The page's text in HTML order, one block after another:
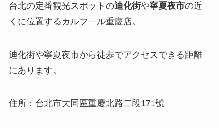
台北の定番観光スポットの迪化街や寧夏夜市の近
くに位置する カルフール重慶店。
迪化街や寧夏夜市から徒歩でアクセスできる距離
にあります。
住所：台北市大同區重慶北路二段171號